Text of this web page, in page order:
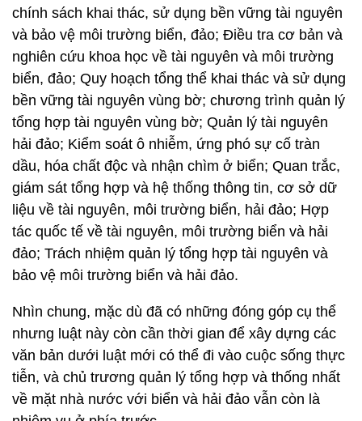
chính sách khai thác, sử dụng bền vững tài nguyên
và bảo vệ môi trường biển, đảo; Điều tra cơ bản và
nghiên cứu khoa học về tài nguyên và môi trường
biển, đảo; Quy hoạch tổng thể khai thác và sử dụng
bền vững tài nguyên vùng bờ; chương trình quản lý
tổng hợp tài nguyên vùng bờ; Quản lý tài nguyên
hải đảo; Kiểm soát ô nhiễm, ứng phó sự cố tràn
dầu, hóa chất độc và nhận chìm ở biển; Quan trắc,
giám sát tổng hợp và hệ thống thông tin, cơ sở dữ
liệu về tài nguyên, môi trường biển, hải đảo; Hợp
tác quốc tế về tài nguyên, môi trường biển và hải
đảo; Trách nhiệm quản lý tổng hợp tài nguyên và
bảo vệ môi trường biển và hải đảo.
Nhìn chung, mặc dù đã có những đóng góp cụ thể
nhưng luật này còn cần thời gian để xây dựng các
văn bản dưới luật mới có thể đi vào cuộc sống thực
tiễn, và chủ trương quản lý tổng hợp và thống nhất
về mặt nhà nước với biển và hải đảo vẫn còn là